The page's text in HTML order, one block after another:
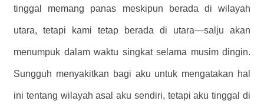
tinggal memang panas meskipun berada di wilayah
utara, tetapi kami tetap berada di utara—salju akan
menumpuk dalam waktu singkat selama musim dingin.
Sungguh menyakitkan bagi aku untuk mengatakan hal
ini tentang wilayah asal aku sendiri, tetapi aku tinggal di